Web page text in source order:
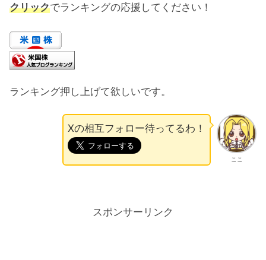
クリックでランキングの応援してください！
ランキング押し上げて欲しいです。
ここ
Xの相互フォロー待ってるわ！
スポンサーリンク